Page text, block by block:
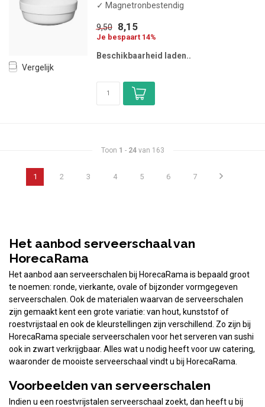
Vergelijk
✓ Magnetronbestendig
9,50 8,15
Je bespaart 14%
Beschikbaarheid laden..
Toon 1 - 24van 163
1 2 3 4 5 6 7
Het aanbod serveerschaal van
HorecaRama
Het aanbod aan serveerschalen bij HorecaRama is bepaald groot
te noemen: ronde, vierkante, ovale of bijzonder vormgegeven
serveerschalen. Ook de materialen waarvan de serveerschalen
zijn gemaakt kent een grote variatie: van hout, kunststof of
roestvrijstaal en ook de kleurstellingen zijn verschillend. Zo zijn bij
HorecaRama speciale serveerschalen voor het serveren van sushi
ook in zwart verkrijgbaar. Alles wat u nodig heeft voor uw catering,
waaronder de mooiste serveerschaal vindt u bij HorecaRama.
Voorbeelden van serveerschalen
Indien u een roestvrijstalen serveerschaal zoekt, dan heeft u bij